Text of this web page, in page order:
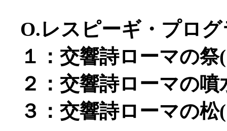
O.レスピーギ・プロ
１：交響詩ローマの祭
２：交響詩ローマの噴
３：交響詩ローマの松